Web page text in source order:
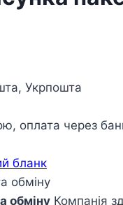
Укрпошта
оплата через
бланк
обміну
обміну Компанія